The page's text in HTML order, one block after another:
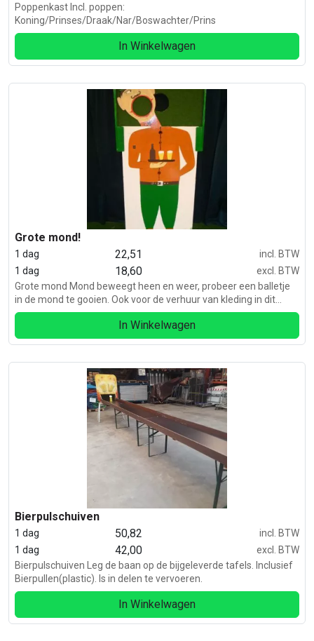
Poppenkast Incl. poppen:
Koning/Prinses/Draak/Nar/Boswachter/Prins
In Winkelwagen
Grote mond!
1 dag 22,51
incl. BTW
1 dag
18,60
excl. BTW
Grote mond Mond beweegt heen en weer, probeer een balletje
in de mond te gooien. Ook voor de verhuur van kleding in dit
thema bent u bij de Feestcentrale aan het juiste adres.
In Winkelwagen
Bierpulschuiven
1 dag 50,82
incl. BTW
1 dag
42,00
excl. BTW
Bierpulschuiven Leg de baan op de bijgeleverde tafels. Inclusief
Bierpullen(plastic). Is in delen te vervoeren.
In Winkelwagen